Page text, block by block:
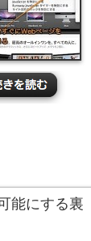
能にする裏